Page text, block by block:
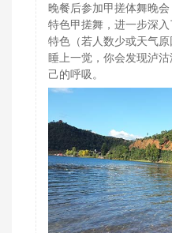
晚餐后参加甲搓体舞晚
特色甲搓舞，进一步深
特色（若人数少或天气
睡上一觉，你会发现泸
己的呼吸。